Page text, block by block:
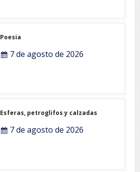
Poesia
7 de agosto de 2026
Esferas, petroglifos y calzadas
7 de agosto de 2026